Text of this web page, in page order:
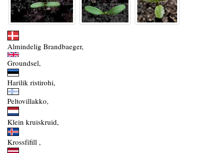
Almindelig Brandbaeger,
Groundsel,
Harilik ristirohi,
Peltovillakko,
Klein kruiskruid,
Krossfífill ,